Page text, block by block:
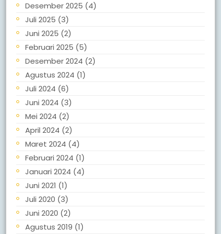
Desember 2025 (4)
Juli 2025 (3)
Juni 2025 (2)
Februari 2025 (5)
Desember 2024 (2)
Agustus 2024 (1)
Juli 2024 (6)
Juni 2024 (3)
Mei 2024 (2)
April 2024 (2)
Maret 2024 (4)
Februari 2024 (1)
Januari 2024 (4)
Juni 2021 (1)
Juli 2020 (3)
Juni 2020 (2)
Agustus 2019 (1)